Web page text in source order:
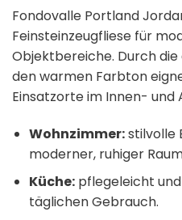
Fondovalle Portland
Feinsteinzeugfliese für
Objektbereiche. Durch
den warmen Farbton
Einsatzorte im Innen- und
Wohnzimmer:stilvolle
moderner, ruhiger
Küche:pflegeleicht
täglichen Gebrauch.